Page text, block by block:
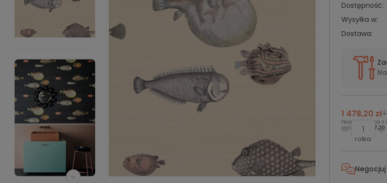
Dostępność:
Wysyłka w:
Dostawa:
1 478,20 zł
Najniższa cena z
obniżką:1 497,20
rolka